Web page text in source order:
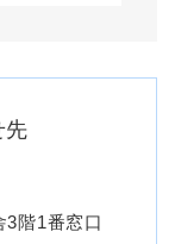
先
階1番窓口